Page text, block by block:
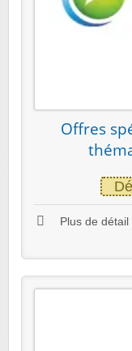
Offres
Plus de détail